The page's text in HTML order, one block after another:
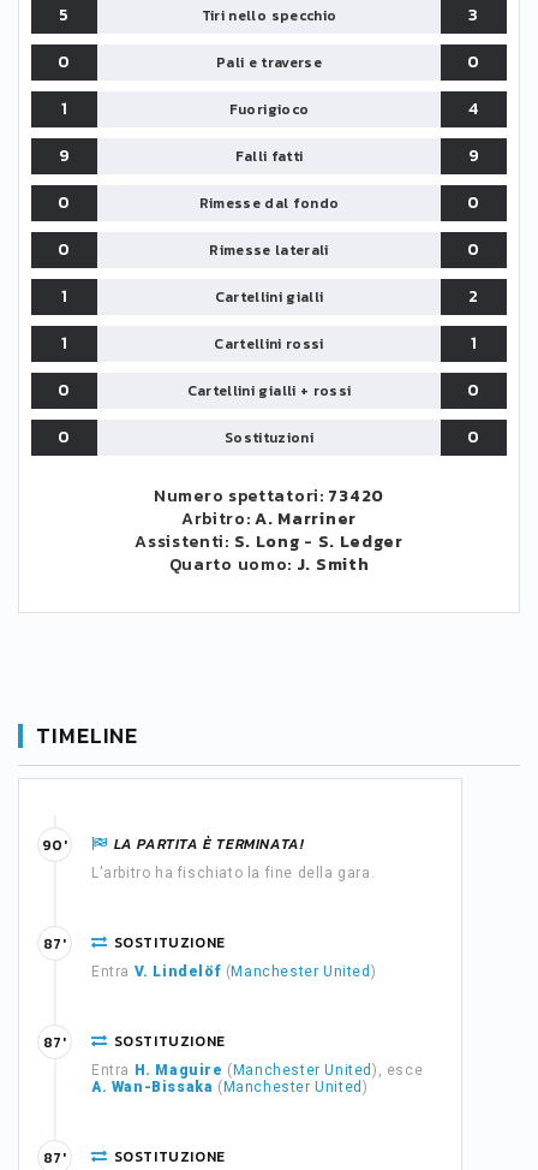
5 Tiri nello specchio
3
0
Pali e traverse
0
1
Fuorigioco
4
9
Falli fatti
9
0
Rimesse dal fondo
0
0
Rimesse laterali
0
1
Cartellini gialli
2
1
Cartellini rossi
1
0
Cartellini gialli + rossi
0
0
Sostituzioni 0
Numero spettatori: 73420
Arbitro:A. Marriner
Assistenti: S. Long - S. Ledger
Quarto uomo: J. Smith
TIMELINE
LA PARTITA È TERMINATA!
L'arbitro ha fischiato la fine della gara.
90'
SOSTITUZIONE
Entra V. Lindelöf ( Manchester United )
87'
SOSTITUZIONE
Entra H. Maguire ( Manchester United), esce
A. Wan-Bissaka ( Manchester United )
87'
SOSTITUZIONE
87'